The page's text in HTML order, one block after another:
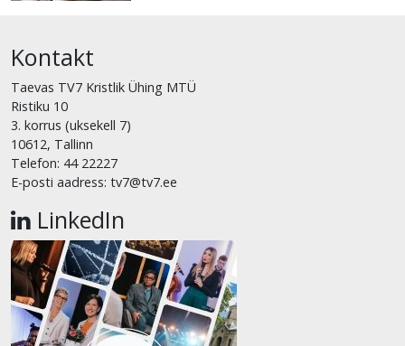
Kontakt
Taevas TV7 Kristlik Ühing MTÜ
Ristiku 10
3. korrus (uksekell 7)
10612, Tallinn
Telefon: 44 22227
E-posti aadress: tv7@tv7.ee
LinkedIn